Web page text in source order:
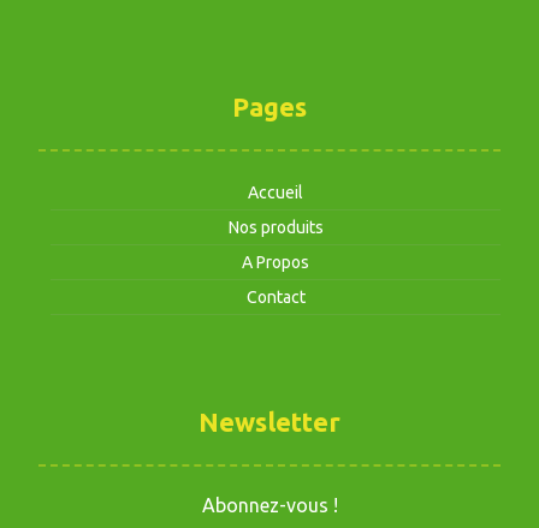
Pages
Accueil
Nos produits
A Propos
Contact
Newsletter
Abonnez-vous !